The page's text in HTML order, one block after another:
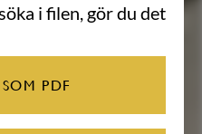
i filen, gör du det
PDF